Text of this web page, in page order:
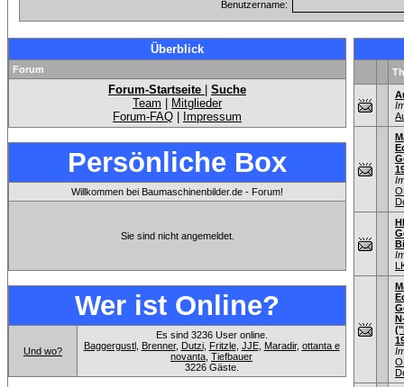
Benutzername:
Überblick
Forum
Forum-Startseite
Suche
Team
Mitglieder
Forum-FAQ
Impressum
Persönliche Box
Willkommen bei Baumaschinenbilder.de - Forum!
Sie sind nicht angemeldet.
Wer ist Online?
Und wo?
Es sind 3236 User online.
Baggergustl, Brenner, Dutzi, Fritzle, JJE, Maradir, ottanta e
novanta Tiefbauer
3226 Gäste.